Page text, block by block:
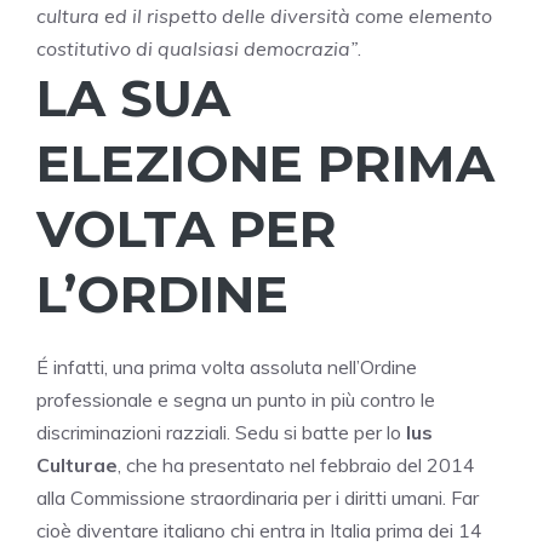
cultura ed il rispetto delle diversità come elemento
costitutivo di qualsiasi democrazia”.
LA SUA
ELEZIONE PRIMA
VOLTA PER
L’ORDINE
É infatti, una prima volta assoluta nell’Ordine
professionale e segna un punto in più contro le
discriminazioni razziali. Sedu si batte per lo Ius
Culturae, che ha presentato nel febbraio del 2014
alla Commissione straordinaria per i diritti umani. Far
cioè diventare italiano chi entra in Italia prima dei 14